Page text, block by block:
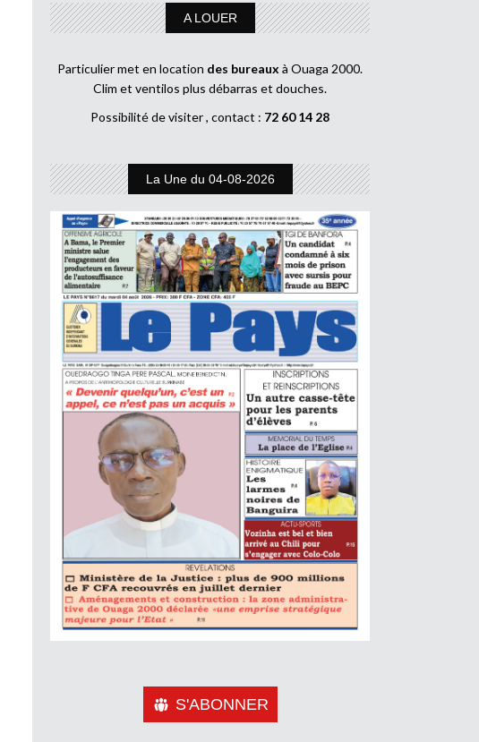
A LOUER
Particulier met en location des bureaux à Ouaga 2000.
Clim et ventilos plus débarras et douches.
Possibilité de visiter , contact : 72 60 14 28
La Une du 04-08-2026
S'ABONNER